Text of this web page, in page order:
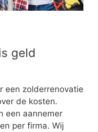
geld
een zolderrenovatie
de kosten.
een aannemer
per firma. Wij